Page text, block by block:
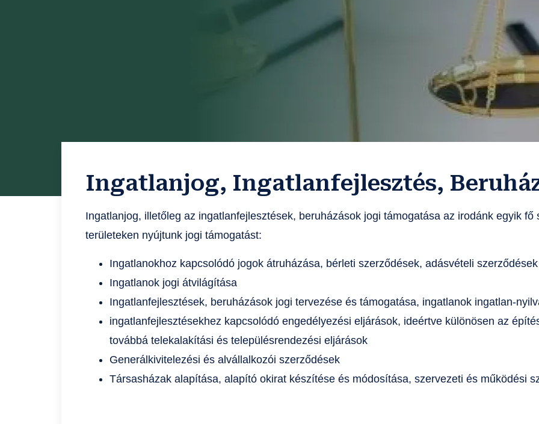
Ingatlanjog, Ingatlanfejlesztés,
Ingatlanjog, illetőleg az ingatlanfejlesztések, beruházások jogi támogatása az irodánk egyik
területeken nyújtunk jogi támogatást:
Ingatlanokhoz kapcsolódó jogok átruházása, bérleti szerződések, adásvételi szerződések
Ingatlanok jogi átvilágítása
Ingatlanfejlesztések, beruházások jogi tervezése és támogatása, ingatlanok ingatlan-
ingatlanfejlesztésekhez kapcsolódó engedélyezési eljárások, ideértve különösen az
továbbá telekalakítási és településrendezési eljárások
Generálkivitelezési és alvállalkozói szerződések
Társasházak alapítása, alapító okirat készítése és módosítása, szervezeti és működési